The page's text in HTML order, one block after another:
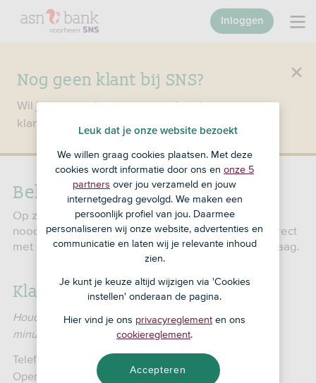
Nog geen klant bij SNS?
Wil je een product openen en ben je nog geen
klant bij SNS?
Ga dan naar ASN Bank
Inloggen
Bellen met SNS
Op zoek naar een telefoonnummer of een
noodnummer? Of heb je een andere vraag? Bel direct
met de afdeling die je nodig hebt. We helpen je graag.
Klantenservice
Houd rekening met een wachttijd van ongeveer 10
minuten.
Telefoonnummer: 070 - 35 69 335
Openingstijden: op werkdagen van 8.30 tot 17.30 uur.
Leuk dat je onze website bezoekt
We willen graag cookies plaatsen. Met deze
cookies wordt informatie door ons en onze 5
partners over jou verzameld en jouw
internetgedrag gevolgd. We maken een
persoonlijk profiel van jou. Daarmee
personaliseren wij onze website, advertenties en
communicatie en laten wij je relevante inhoud
zien.
Je kunt je keuze altijd wijzigen via 'Cookies
instellen' onderaan de pagina.
Hier vind je ons privacyreglement en ons
cookiereglement.
Accepteren